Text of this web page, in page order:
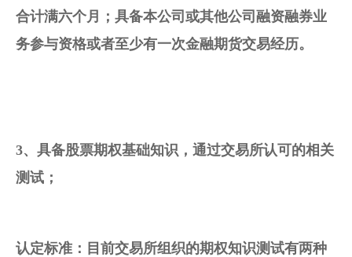
合计满六个月；具备本公司或其他公司融资融券业
务参与资格或者至少有一次金融期货交易经历。
3、具备股票期权基础知识，通过交易所认可的相关
测试；
认定标准 ：目前交易所组织的期权知识测试有两种